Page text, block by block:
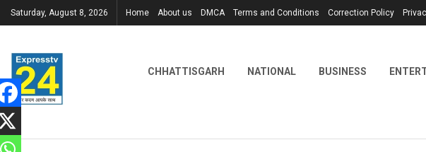
Saturday, August 8, 2026 Home About us DMCA Terms and Conditions Correction Policy
CHHATTISGARH NATIONAL BUSINESS